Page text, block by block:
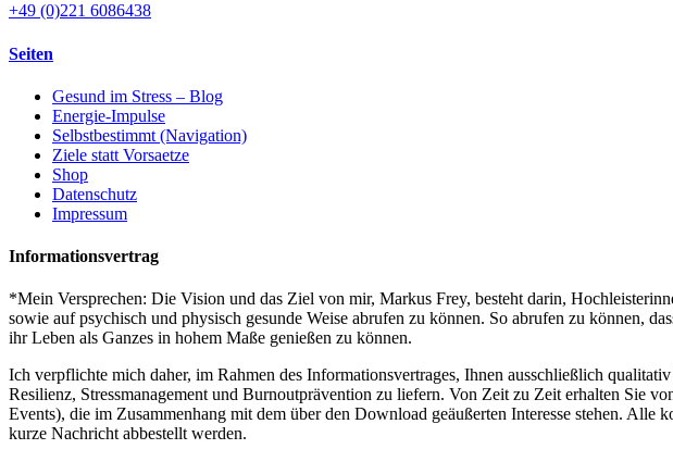
+49 (0)221 6086438
Seiten
Gesund im Stress – Blog
Energie-Impulse
Selbstbestimmt (Navigation)
Ziele statt Vorsaetze
Shop
Datenschutz
Impressum
Informationsvertrag
*Mein Versprechen: Die Vision und das Ziel von mir, Markus Frey, besteht darin,
sowie auf psychisch und physisch gesunde Weise abrufen zu können. So abrufen zu können,
ihr Leben als Ganzes in hohem Maße genießen zu können.
Ich verpflichte mich daher, im Rahmen des Informationsvertrages, Ihnen ausschließlich
Resilienz, Stressmanagement und Burnoutprävention zu liefern. Von Zeit zu Zeit erhalten Sie
Events), die im Zusammenhang mit dem über den Download geäußerten Interesse stehen.
kurze Nachricht abbestellt werden.